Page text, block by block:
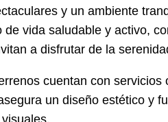
y un ambiente
vida saludable y activo,
a disfrutar de la
cuentan con servicios
un diseño estético y